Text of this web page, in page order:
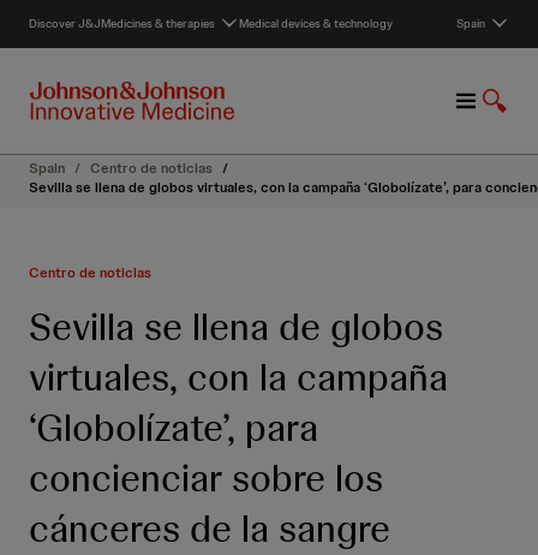
c
Discover J&JMedicines & therapies Medical devices & technology Spain
M
n
u
S
o
w
Spain / Centro de noticias /
Sevilla se llena de globos virtuales, con la campaña ‘Globolízate’, para
Centro de noticias
Sevilla se llena de globos
virtuales, con la campaña
‘Globolízate’, para
concienciar sobre los
cánceres de la sangre